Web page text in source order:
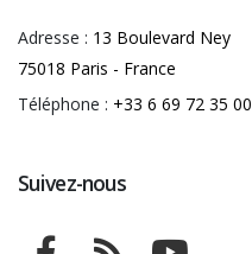
Adresse : 13 Boulevard Ney
75018 Paris - France
Téléphone : +33 6 69 72 35 00
Suivez-nous